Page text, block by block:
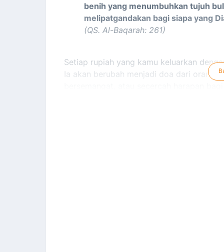
benih yang menumbuhkan tujuh
melipatgandakan bagi siapa yang
(QS. Al-Baqarah: 261)
Setiap rupiah yang kamu keluarkan
Ia akan berubah menjadi doa dari orang